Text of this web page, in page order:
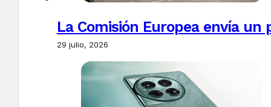
La Comisión Europea envía un
29 julio, 2026